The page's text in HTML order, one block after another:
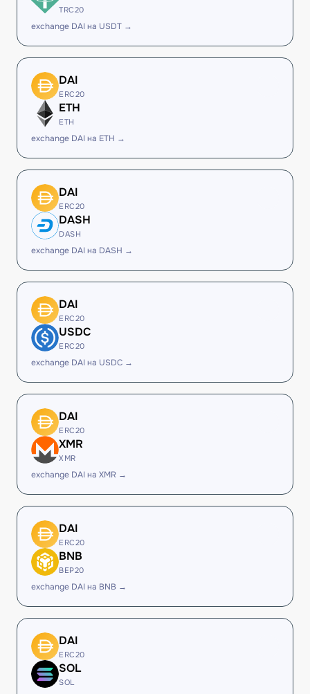
TRC20
exchange DAI на USDT →
DAI
ERC20
ETH
ETH
exchange DAI на ETH →
DAI
ERC20
DASH
DASH
exchange DAI на DASH →
DAI
ERC20
USDC
ERC20
exchange DAI на USDC →
DAI
ERC20
XMR
XMR
exchange DAI на XMR →
DAI
ERC20
BNB
BEP20
exchange DAI на BNB →
DAI
ERC20
SOL
SOL